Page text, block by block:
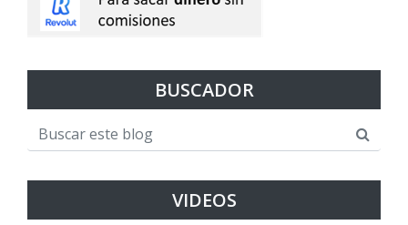
BUSCADOR
VIDEOS